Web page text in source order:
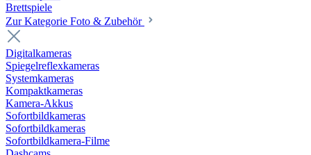
Brettspiele
Zur Kategorie Foto & Zubehör
Digitalkameras
Spiegelreflexkameras
Systemkameras
Kompaktkameras
Kamera-Akkus
Sofortbildkameras
Sofortbildkameras
Sofortbildkamera-Filme